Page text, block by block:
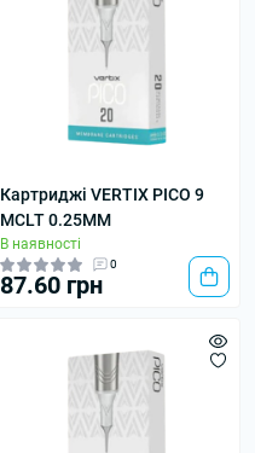
Картриджі VERTIX PICO 9
MCLT 0.25MM
В наявності
0
87.60 грн